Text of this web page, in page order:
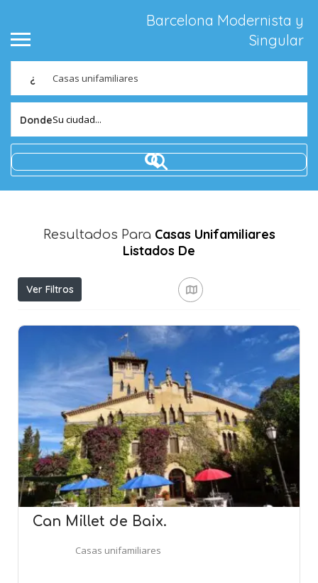
Barcelona Modernista y
Singular
¿
DondeSu ciudad...
Resultados Para Casas Unifamiliares
Listados De
Ver Filtros
Can Millet de Baix.
Casas unifamiliares